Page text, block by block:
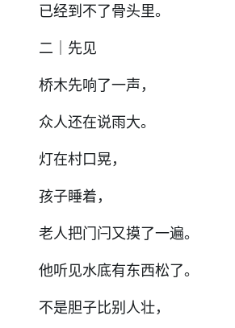
已经到不了骨头里。
二｜先见
桥木先响了一声，
众人还在说雨大。
灯在村口晃，
孩子睡着，
老人把门闩又摸了一遍。
他听见水底有东西松了。
不是胆子比别人壮，